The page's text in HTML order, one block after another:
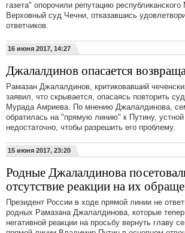
газета" опорочили репутацию
Верховный суд Чечни, отказавшись
ответчиков.
16 июня 2017, 14:27
Джалалдинов опасается
Рамазан Джалалдинов, критиковавший
заявил, что скрывается, опасаясь повторить
Мурада Амриева. По мнению Джалалдинова,
обратилась на "прямую линию" к Путину, устной
недостаточно, чтобы разрешить его проблему.
15 июня 2017, 23:20
Родные Джалалдинова
отсутствие реакции на их
Президент России в ходе прямой линии не
родных Рамазана Джалалдинова, которые
негативной реакции на просьбу вернуть главу